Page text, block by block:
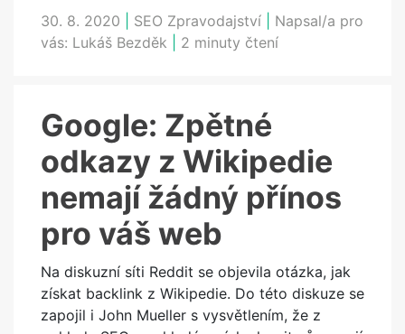
30. 8. 2020
SEO Zpravodajství
Napsal/a pro
vás: Lukáš Bezděk 2 minuty čtení
Google: Zpětné
odkazy z Wikipedie
nemají žádný přínos
pro váš web
Na diskuzní síti Reddit se objevila otázka, jak
získat backlink z Wikipedie. Do této diskuze se
zapojil i John Mueller s vysvětlením, že z